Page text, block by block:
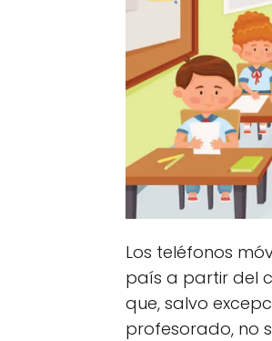
Los teléfonos
país a partir del
que, salvo
profesorado, no